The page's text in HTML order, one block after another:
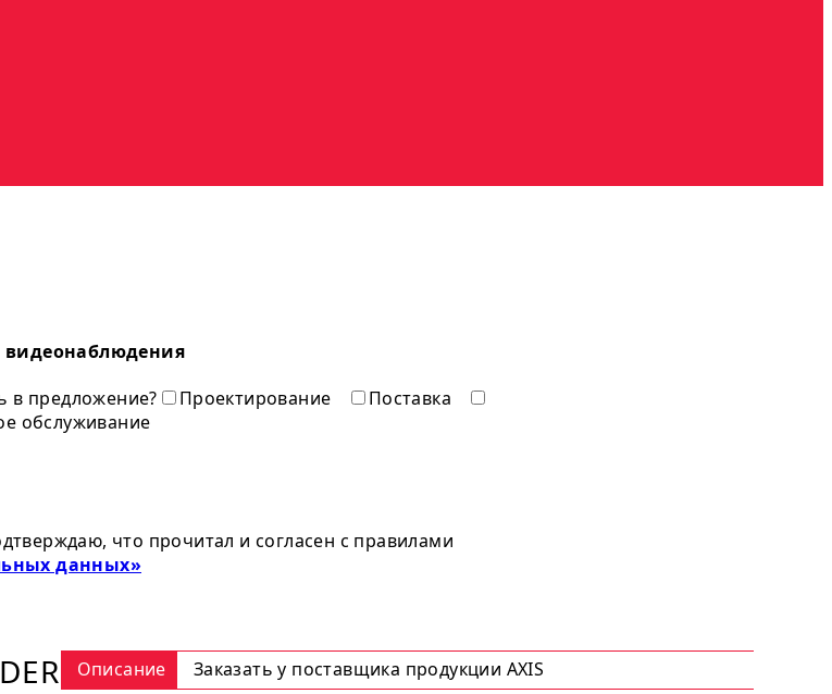
видеонаблюдения
в предложение?
Проектирование
Поставка
обслуживание
что прочитал и согласен с правилами
данных»
Описание Заказать у поставщика продукции AXIS